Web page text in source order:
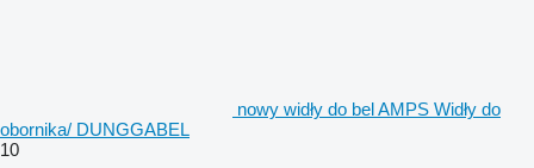
nowy widły do bel AMPS Widły do
obornika/ DUNGGABEL
10